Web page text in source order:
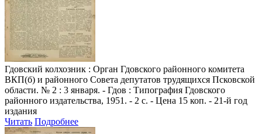
Гдовский колхозник : Орган Гдовского районного комитета
ВКП(б) и районного Совета депутатов трудящихся Псковской
области. № 2 : 3 января. - Гдов : Типография Гдовского
районного издательства, 1951. - 2 с. - Цена 15 коп. - 21-й год
издания
Читать Подробнее